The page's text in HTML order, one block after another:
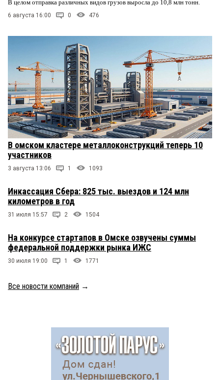
В целом отправка различных видов грузов выросла до 10,8 млн тонн.
6 августа 16:00 0 476
В омском кластере металлоконструкций теперь 10
участников
3 августа 13:06 1 1093
Инкассация Сбера: 825 тыс. выездов и 124 млн
километров в год
31 июля 15:57 2 1504
На конкурсе стартапов в Омске озвучены суммы
федеральной поддержки рынка ИЖС
30 июля 19:00 1 1771
Все новости компаний →